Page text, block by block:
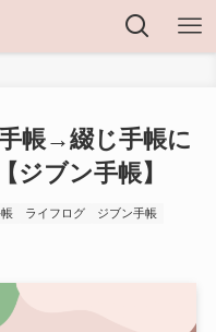
帳→綴じ手帳に
ジブン手帳】
ライフログ ジブン手帳